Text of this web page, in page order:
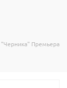
Премьера